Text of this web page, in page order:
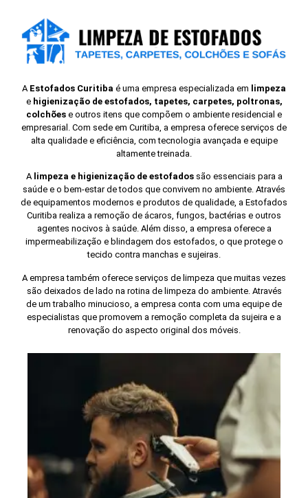
A Estofados Curitiba é uma empresa especializada em limpeza
e higienização de estofados, tapetes, carpetes, poltronas,
colchões e outros itens que compõem o ambiente residencial e
empresarial. Com sede em Curitiba, a empresa oferece serviços de
alta qualidade e eficiência, com tecnologia avançada e equipe
altamente treinada.
A limpeza e higienização de estofados são essenciais para a
saúde e o bem-estar de todos que convivem no ambiente. Através
de equipamentos modernos e produtos de qualidade, a Estofados
Curitiba realiza a remoção de ácaros, fungos, bactérias e outros
agentes nocivos à saúde. Além disso, a empresa oferece a
impermeabilização e blindagem dos estofados, o que protege o
tecido contra manchas e sujeiras.
A empresa também oferece serviços de limpeza que muitas vezes
são deixados de lado na rotina de limpeza do ambiente. Através
de um trabalho minucioso, a empresa conta com uma equipe de
especialistas que promovem a remoção completa da sujeira e a
renovação do aspecto original dos móveis.